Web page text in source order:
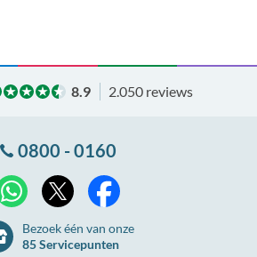
8.9 2.050 reviews
0800 - 0160
WhatsApp
Bezoek één van onze
85 Servicepunten